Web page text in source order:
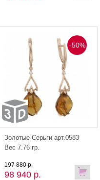
-50%
Золотые Серьги арт.0583
Вес 7.76 гр.
98 940 р.
197 880 р.